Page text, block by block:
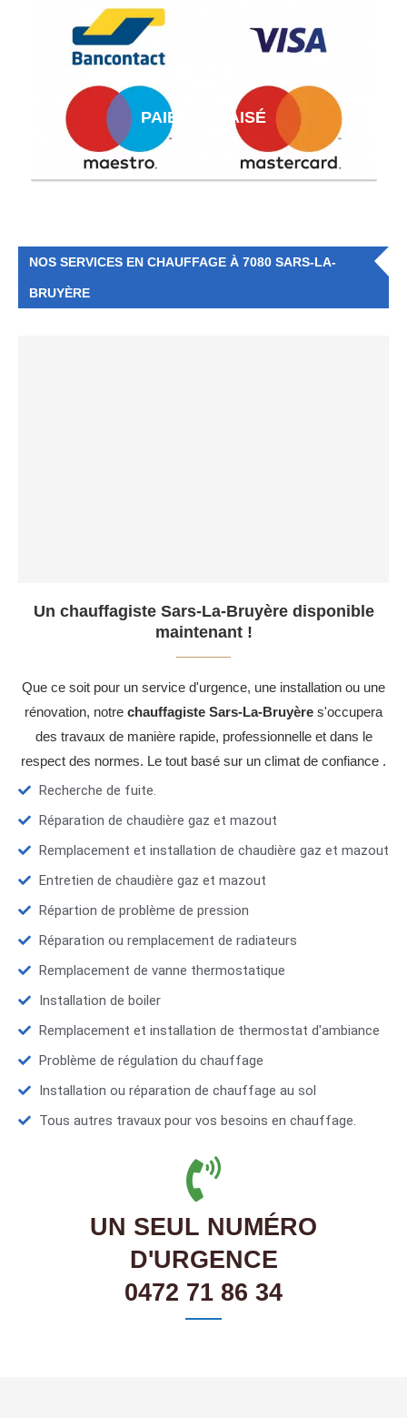
PAIEMENT AISÉ
NOS SERVICES EN CHAUFFAGE À 7080 SARS-LA-
BRUYÈRE
Un chauffagiste Sars-La-Bruyère disponible
maintenant !
Que ce soit pour un service d'urgence, une installation ou une
rénovation, notre chauffagiste Sars-La-Bruyère s'occupera
des travaux de manière rapide, professionnelle et dans le
respect des normes. Le tout basé sur un climat de confiance .
Recherche de fuite.
Réparation de chaudière gaz et mazout
Remplacement et installation de chaudière gaz et mazout
Entretien de chaudière gaz et mazout
Répartion de problème de pression
Réparation ou remplacement de radiateurs
Remplacement de vanne thermostatique
Installation de boiler
Remplacement et installation de thermostat d'ambiance
Problème de régulation du chauffage
Installation ou réparation de chauffage au sol
Tous autres travaux pour vos besoins en chauffage.
UN SEUL NUMÉRO
D'URGENCE
0472 71 86 34